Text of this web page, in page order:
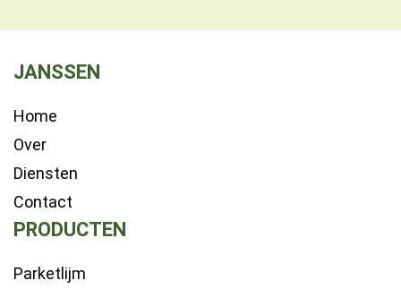
JANSSEN
Home
Over
Diensten
Contact
PRODUCTEN
Parketlijm